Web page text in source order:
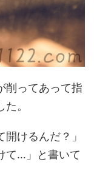
削ってあって指
。
けるんだ？」
て…」と書いて